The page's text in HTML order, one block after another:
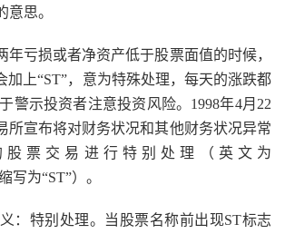
意思。
年亏损或者净资产低于股票面值的时候，
加上“ST”，意为特殊处理，每天的涨跌都
警示投资者注意投资风险。1998年4月22
所宣布将对财务状况和其他财务状况异常
股票交易进行特别处理（英文为
写为“ST”）。
：特别处理。当股票名称前出现ST标志